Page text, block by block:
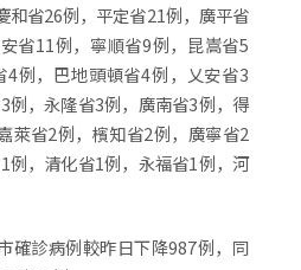
和省26例，平定省21例，廣平省
省11例，寧順省9例，昆嵩省5
例，巴地頭頓省4例，乂安省3
例，永隆省3例，廣南省3例，得
萊省2例，檳知省2例，廣寧省2
例，清化省1例，永福省1例，河
確診病例較昨日下降987例，同